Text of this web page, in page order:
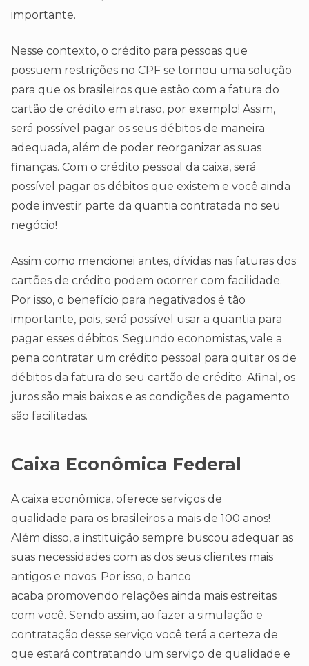
importante.
Nesse contexto, o crédito para pessoas que
possuem restrições no CPF se tornou uma solução
para que os brasileiros que estão com a fatura do
cartão de crédito em atraso, por exemplo! Assim,
será possível pagar os seus débitos de maneira
adequada, além de poder reorganizar as suas
finanças. Com o crédito pessoal da caixa, será
possível pagar os débitos que existem e você ainda
pode investir parte da quantia contratada no seu
negócio!
Assim como mencionei antes, dívidas nas faturas dos
cartões de crédito podem ocorrer com facilidade.
Por isso, o benefício para negativados é tão
importante, pois, será possível usar a quantia para
pagar esses débitos. Segundo economistas, vale a
pena contratar um crédito pessoal para quitar os de
débitos da fatura do seu cartão de crédito. Afinal, os
juros são mais baixos e as condições de pagamento
são facilitadas.
Caixa Econômica Federal
A caixa econômica, oferece serviços de
qualidade para os brasileiros a mais de 100 anos!
Além disso, a instituição sempre buscou adequar as
suas necessidades com as dos seus clientes mais
antigos e novos. Por isso, o banco
acaba promovendo relações ainda mais estreitas
com você. Sendo assim, ao fazer a simulação e
contratação desse serviço você terá a certeza de
que estará contratando um serviço de qualidade e